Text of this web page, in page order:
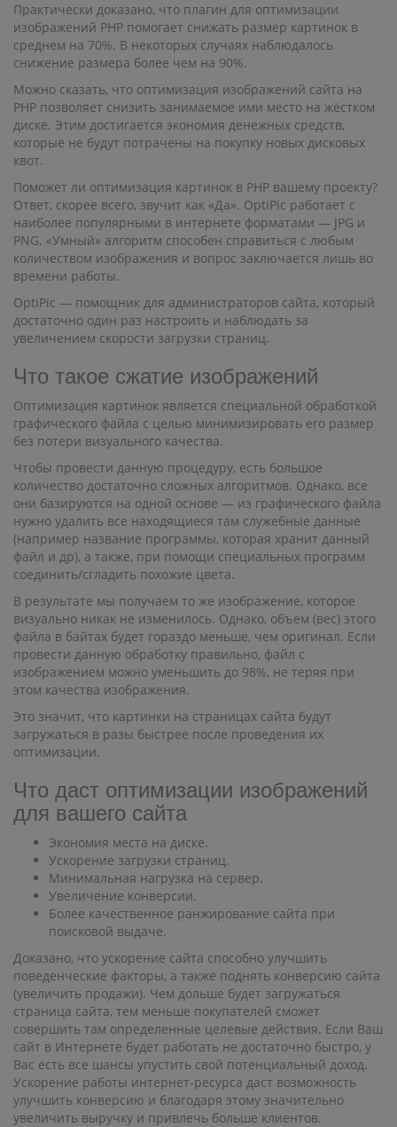
Практически доказано, что плагин для оптимизации
изображений PHP помогает снижать размер картинок в
среднем на 70%. В некоторых случаях наблюдалось
снижение размера более чем на 90%.
Можно сказать, что оптимизация изображений сайта на
PHP позволяет снизить занимаемое ими место на жёстком
диске. Этим достигается экономия денежных средств,
которые не будут потрачены на покупку новых дисковых
квот.
Поможет ли оптимизация картинок в PHP вашему проекту?
Ответ, скорее всего, звучит как «Да». OptiPic работает с
наиболее популярными в интернете форматами — JPG и
PNG. «Умный» алгоритм способен справиться с любым
количеством изображения и вопрос заключается лишь во
времени работы.
OptiPic — помощник для администраторов сайта, который
достаточно один раз настроить и наблюдать за
увеличением скорости загрузки страниц.
Что такое сжатие изображений
Оптимизация картинок является специальной обработкой
графического файла с целью минимизировать его размер
без потери визуального качества.
Чтобы провести данную процедуру, есть большое
количество достаточно сложных алгоритмов. Однако, все
они базируются на одной основе — из графического файла
нужно удалить все находящиеся там служебные данные
(например название программы, которая хранит данный
файл и др), а также, при помощи специальных программ
соединить/сгладить похожие цвета.
В результате мы получаем то же изображение, которое
визуально никак не изменилось. Однако, объем (вес) этого
файла в байтах будет гораздо меньше, чем оригинал. Если
провести данную обработку правильно, файл с
изображением можно уменьшить до 98%, не теряя при
этом качества изображения.
Это значит, что картинки на страницах сайта будут
загружаться в разы быстрее после проведения их
оптимизации.
Что даст оптимизации изображений
для вашего сайта
Экономия места на диске.
Ускорение загрузки страниц.
Минимальная нагрузка на сервер.
Увеличение конверсии.
Более качественное ранжирование сайта при
поисковой выдаче.
Доказано, что ускорение сайта способно улучшить
поведенческие факторы, а также поднять конверсию сайта
(увеличить продажи). Чем дольше будет загружаться
страница сайта, тем меньше покупателей сможет
совершить там определенные целевые действия. Если Ваш
сайт в Интернете будет работать не достаточно быстро, у
Вас есть все шансы упустить свой потенциальный доход.
Ускорение работы интернет-ресурса даст возможность
улучшить конверсию и благодаря этому значительно
увеличить выручку и привлечь больше клиентов.